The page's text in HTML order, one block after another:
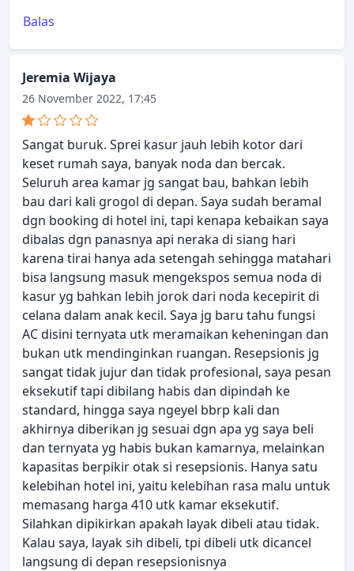
Balas
Jeremia Wijaya
26 November 2022, 17:45
Sangat buruk. Sprei kasur jauh lebih kotor dari
keset rumah saya, banyak noda dan bercak.
Seluruh area kamar jg sangat bau, bahkan lebih
bau dari kali grogol di depan. Saya sudah beramal
dgn booking di hotel ini, tapi kenapa kebaikan saya
dibalas dgn panasnya api neraka di siang hari
karena tirai hanya ada setengah sehingga matahari
bisa langsung masuk mengekspos semua noda di
kasur yg bahkan lebih jorok dari noda kecepirit di
celana dalam anak kecil. Saya jg baru tahu fungsi
AC disini ternyata utk meramaikan keheningan dan
bukan utk mendinginkan ruangan. Resepsionis jg
sangat tidak jujur dan tidak profesional, saya pesan
eksekutif tapi dibilang habis dan dipindah ke
standard, hingga saya ngeyel bbrp kali dan
akhirnya diberikan jg sesuai dgn apa yg saya beli
dan ternyata yg habis bukan kamarnya, melainkan
kapasitas berpikir otak si resepsionis. Hanya satu
kelebihan hotel ini, yaitu kelebihan rasa malu untuk
memasang harga 410 utk kamar eksekutif.
Silahkan dipikirkan apakah layak dibeli atau tidak.
Kalau saya, layak sih dibeli, tpi dibeli utk dicancel
langsung di depan resepsionisnya